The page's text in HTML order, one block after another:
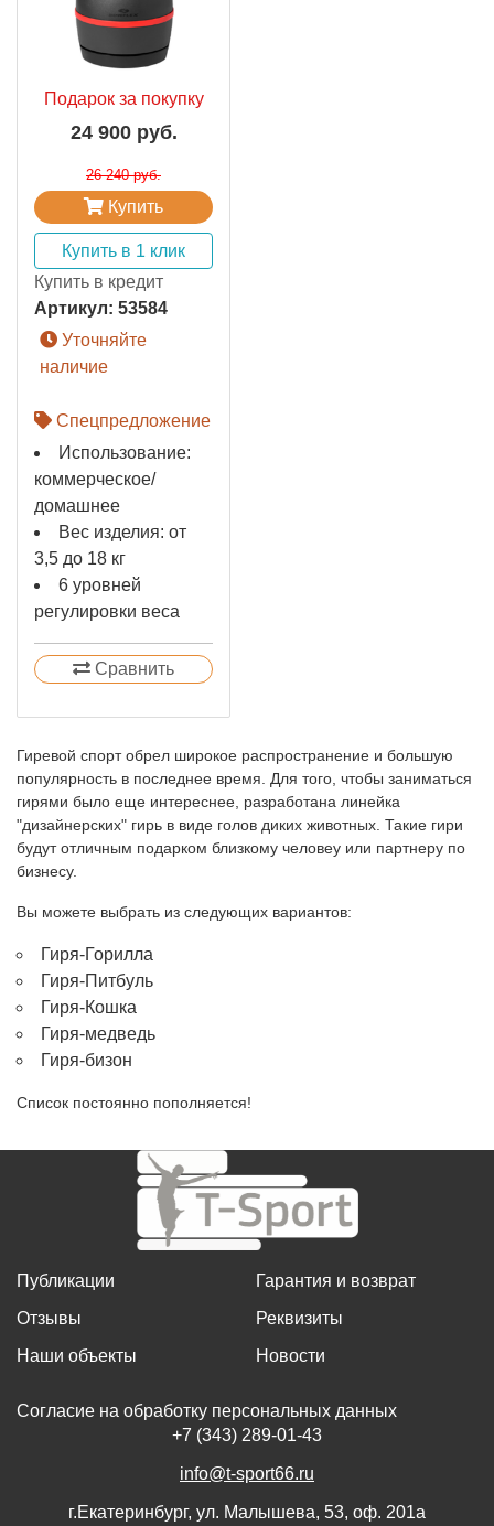
Подарок за покупку
24 900 руб.
26 240 руб.
Купить
Купить в 1 клик
Купить в кредит
Артикул: 53584
Уточняйте
наличие
Спецпредложение
Использование:
коммерческое/
домашнее
Вес изделия: от
3,5 до 18 кг
6 уровней
регулировки веса
Сравнить
Гиревой спорт обрел широкое распространение и большую
популярность в последнее время. Для того, чтобы заниматься
гирями было еще интереснее, разработана линейка
"дизайнерских" гирь в виде голов диких животных. Такие гири
будут отличным подарком близкому человеу или партнеру по
бизнесу.
Вы можете выбрать из следующих вариантов:
Гиря-Горилла
Гиря-Питбуль
Гиря-Кошка
Гиря-медведь
Гиря-бизон
Список постоянно пополняется!
Публикации
Отзывы
Наши объекты
Гарантия и возврат
Реквизиты
Новости
Согласие на обработку персональных данных
+7 (343) 289-01-43
info@t-sport66.ru
г.Екатеринбург, ул. Малышева, 53, оф. 201а